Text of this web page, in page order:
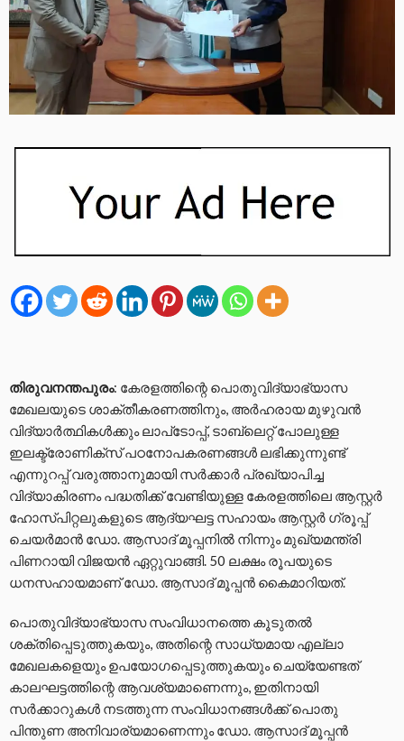
തിരുവനന്തപുരം: കേരളത്തിന്റെ പൊതുവിദ്യാഭ്യാസ
മേഖലയുടെ ശാക്തീകരണത്തിനും, അര്‍ഹരായ മുഴുവന്‍
വിദ്യാര്‍ത്ഥികള്‍ക്കും ലാപ്‌ടോപ്പ്, ടാബ്ലെറ്റ് പോലുള്ള
ഇലക്ട്രോണിക്‌സ് പഠനോപകരണങ്ങള്‍ ലഭിക്കുന്നുണ്ട്
എന്നുറപ്പ് വരുത്താനുമായി സര്‍ക്കാര്‍ പ്രഖ്യാപിച്ച
വിദ്യാകിരണം പദ്ധതിക്ക് വേണ്ടിയുള്ള കേരളത്തിലെ ആസ്റ്റര്‍
ഹോസ്പിറ്റലുകളുടെ ആദ്യഘട്ട സഹായം ആസ്റ്റര്‍ ഗ്രൂപ്പ്
ചെയര്‍മാന്‍ ഡോ. ആസാദ് മൂപ്പനില്‍ നിന്നും മുഖ്യമന്ത്രി
പിണറായി വിജയന്‍ ഏറ്റുവാങ്ങി. 50 ലക്ഷം രൂപയുടെ
ധനസഹായമാണ് ഡോ. ആസാദ് മൂപ്പന്‍ കൈമാറിയത്.
പൊതുവിദ്യാഭ്യാസ സംവിധാനത്തെ കൂടുതല്‍
ശക്തിപ്പെടുത്തുകയും, അതിന്റെ സാധ്യമായ എല്ലാ
മേഖലകളെയും ഉപയോഗപ്പെടുത്തുകയും ചെയ്യേണ്ടത്
കാലഘട്ടത്തിന്റെ ആവശ്യമാണെന്നും, ഇതിനായി
സര്‍ക്കാറുകള്‍ നടത്തുന്ന സംവിധാനങ്ങള്‍ക്ക് പൊതു
പിന്തുണ അനിവാര്യമാണെന്നും ഡോ. ആസാദ് മൂപ്പന്‍